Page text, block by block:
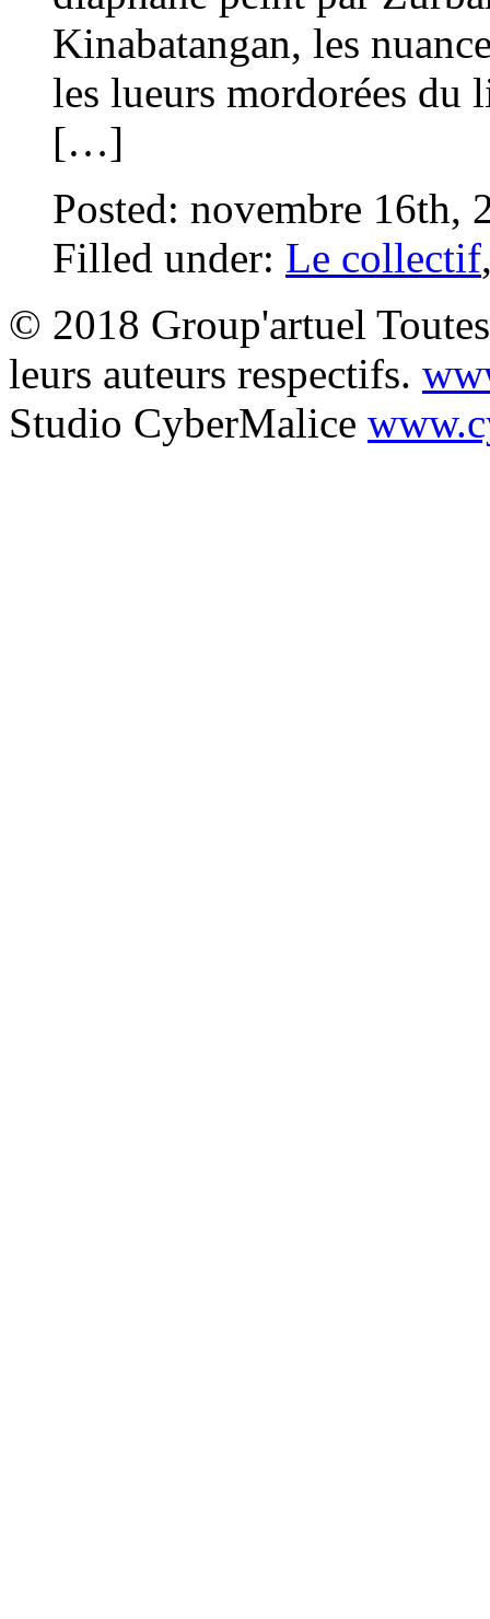
Kinabatangan, les
les lueurs mordorées du
[…]
Posted: novembre 16th,
Filled under: Le collectif
© 2018 Group'artuel
leurs auteurs respectifs.
Studio CyberMalice